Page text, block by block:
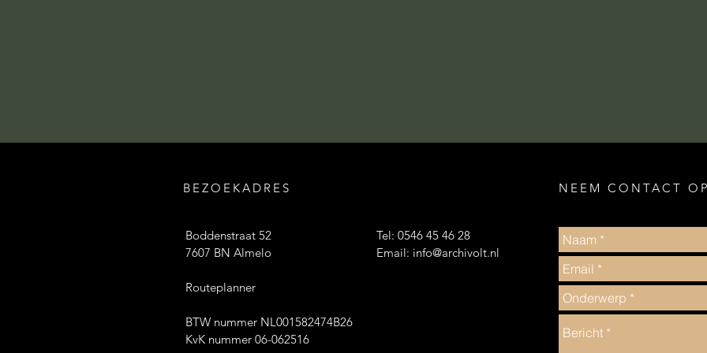
BEZOEKADRES
Boddenstraat 52
7607 BN Almelo
Routeplanner
BTW nummer NL001582474B26
KvK nummer 06-062516
Tel: 0546 45 46 28
Email: info@archivolt.nl
NEEM CONTACT